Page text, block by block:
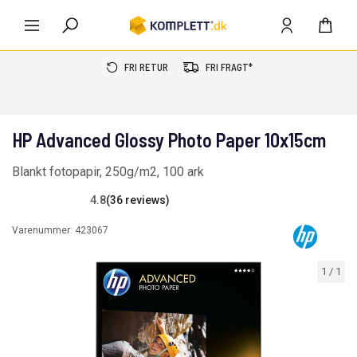
FRI RETUR FRI FRAGT*
1 / 1
HP Advanced Glossy Photo Paper 10x15cm
Blankt fotopapir, 250g/m2, 100 ark
4.8(36 reviews)
Varenummer: 423067